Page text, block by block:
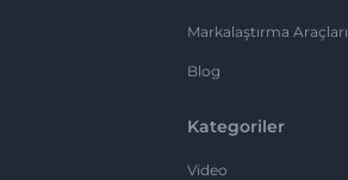
Markalaştırma Araçları
Blog
Kategoriler
Video